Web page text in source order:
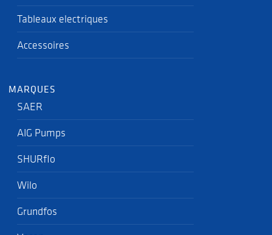
Tableaux electriques
Accessoires
MARQUES
SAER
AIG Pumps
SHURflo
Wilo
Grundfos